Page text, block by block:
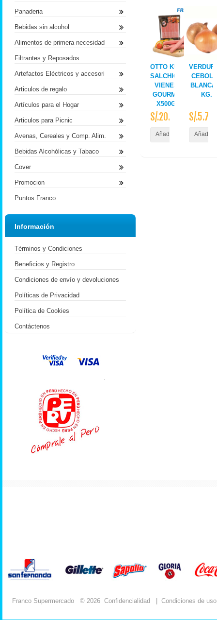
OTTO KUNZ
SALCHICHA
VIENESA
GOURMET
X500GR
S/.20.50
Añadir al Carrito
KG.
S/.5.70
Añadir
Panaderia
Bebidas sin alcohol
Alimentos de primera necesidad
Filtrantes y Reposados
Artefactos Eléctricos y accesori
Articulos de regalo
Artículos para el Hogar
Articulos para Picnic
Avenas, Cereales y Comp. Alim.
Bebidas Alcohólicas y Tabaco
Cover
Promocion
Puntos Franco
Información
Términos y Condiciones
Beneficios y Registro
Condiciones de envío y devoluciones
Políticas de Privacidad
Política de Cookies
Contáctenos
.
Franco Supermercado © 2026 Confidencialidad Condiciones de uso